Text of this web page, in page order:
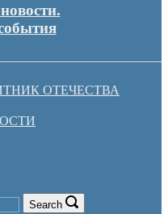
ОТЕЧЕСТВА
Search